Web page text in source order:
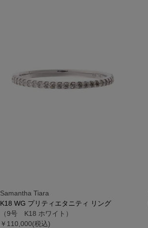
Samantha Tiara
K18 WG プリティエタニティ リング
（9号 K18 ホワイト）
￥110,000(税込)